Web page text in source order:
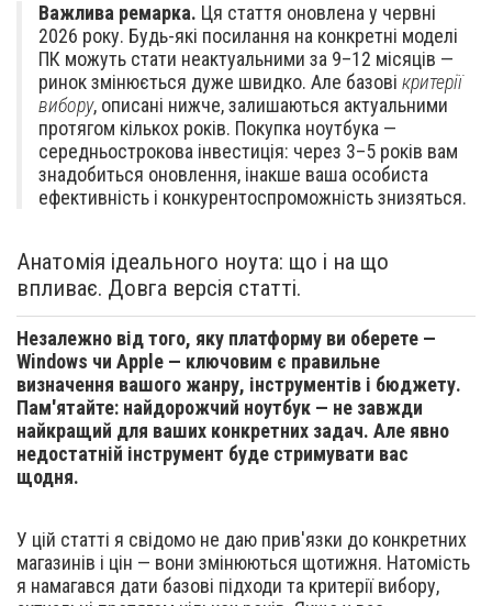
Важлива ремарка. Ця стаття оновлена у червні
2026 року. Будь-які посилання на конкретні моделі
ПК можуть стати неактуальними за 9–12 місяців —
ринок змінюється дуже швидко. Але базові критерії
вибору, описані нижче, залишаються актуальними
протягом кількох років. Покупка ноутбука —
середньострокова інвестиція: через 3–5 років вам
знадобиться оновлення, інакше ваша особиста
ефективність і конкурентоспроможність знизяться.
Анатомія ідеального ноута: що і на що
впливає. Довга версія статті.
Незалежно від того, яку платформу ви оберете —
Windows чи Apple — ключовим є правильне
визначення вашого жанру, інструментів і бюджету.
Пам'ятайте: найдорожчий ноутбук — не завжди
найкращий для ваших конкретних задач. Але явно
недостатній інструмент буде стримувати вас
щодня.
У цій статті я свідомо не даю прив'язки до конкретних
магазинів і цін — вони змінюються щотижня. Натомість
я намагався дати базові підходи та критерії вибору,